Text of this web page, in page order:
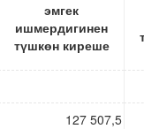
эмгек
ишмердигинен
түшкөн киреше
127 507,5